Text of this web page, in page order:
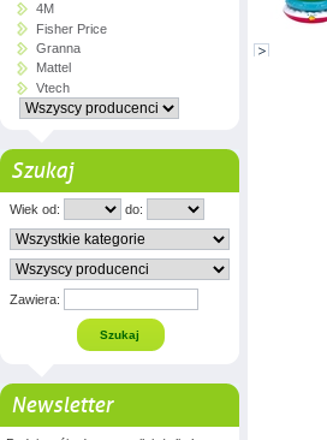
4M
Fisher Price
Granna
Mattel
Vtech
Szukaj
Wiek od: do:
Zawiera:
Newsletter